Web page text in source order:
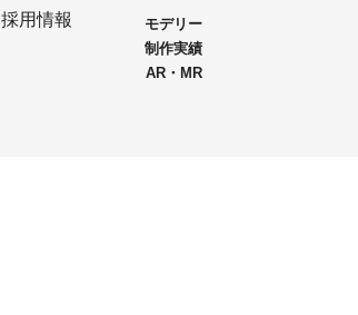
採用情報
モデリー
制作実績
AR・MR